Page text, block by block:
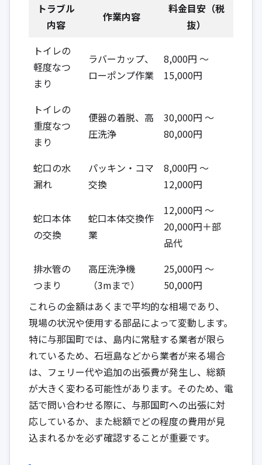
トラブル
内容
作業内容
料金目安（税
抜）
トイレの
軽度なつ
まり
ラバーカップ、
ローポンプ作業
8,000円 ～
15,000円
トイレの
重度なつ
まり
便器の着脱、高
圧洗浄
30,000円 ～
80,000円
蛇口の水
漏れ
パッキン・コマ
交換
8,000円 ～
12,000円
蛇口本体
の交換
蛇口本体交換作
業
12,000円 ～
20,000円＋部
品代
排水管の
つまり
高圧洗浄機
（3mまで）
25,000円 ～
50,000円
これらの金額はあくまで平均的な相場であり、
現場の状況や使用する部品によって変動します。
特に与那国町では、島内に常駐する業者が限ら
れているため、石垣島などから業者が来る場合
は、フェリー代や追加の出張費が発生し、総額
が大きく変わる可能性があります。そのため、電
話で問い合わせる際に、与那国町への出張に対
応しているか、また総額でどの程度の費用が見
込まれるかを必ず確認することが重要です。